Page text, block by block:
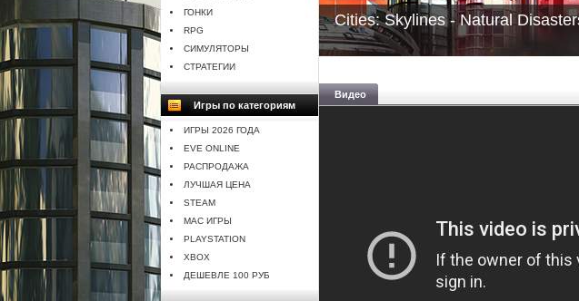
ГОНКИ
RPG
СИМУЛЯТОРЫ
СТРАТЕГИИ
Игры по категориям
ИГРЫ 2026 ГОДА
EVE ONLINE
РАСПРОДАЖА
ЛУЧШАЯ ЦЕНА
STEAM
MAC ИГРЫ
PLAYSTATION
XBOX
ДЕШЕВЛЕ 100 РУБ
Cities: Skylines - Natural
Видео